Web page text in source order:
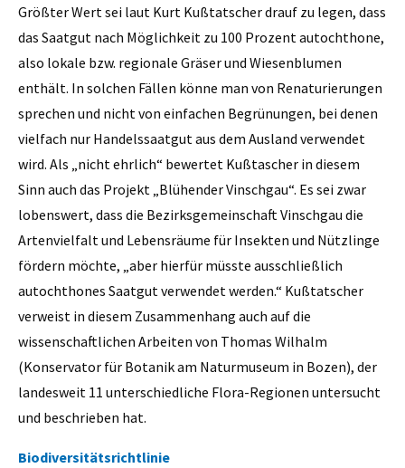
Größter Wert sei laut Kurt Kußtatscher drauf zu legen, dass
das Saatgut nach Möglichkeit zu 100 Prozent autochthone,
also lokale bzw. regionale Gräser und Wiesenblumen
enthält. In solchen Fällen könne man von Renaturierungen
sprechen und nicht von einfachen Begrünungen, bei denen
vielfach nur Handelssaatgut aus dem Ausland verwendet
wird. Als „nicht ehrlich“ bewertet Kußtascher in diesem
Sinn auch das Projekt „Blühender Vinschgau“. Es sei zwar
lobenswert, dass die Bezirksgemeinschaft Vinschgau die
Artenvielfalt und Lebensräume für Insekten und Nützlinge
fördern möchte, „aber hierfür müsste ausschließlich
autochthones Saatgut verwendet werden.“ Kußtatscher
verweist in diesem Zusammenhang auch auf die
wissenschaftlichen Arbeiten von Thomas Wilhalm
(Konservator für Botanik am Naturmuseum in Bozen), der
landesweit 11 unterschiedliche Flora-Regionen untersucht
und beschrieben hat.
Biodiversitätsrichtlinie